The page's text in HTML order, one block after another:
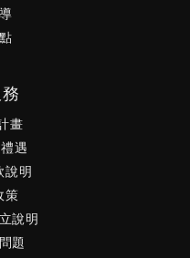
畫
遇
說明
策
說明
題